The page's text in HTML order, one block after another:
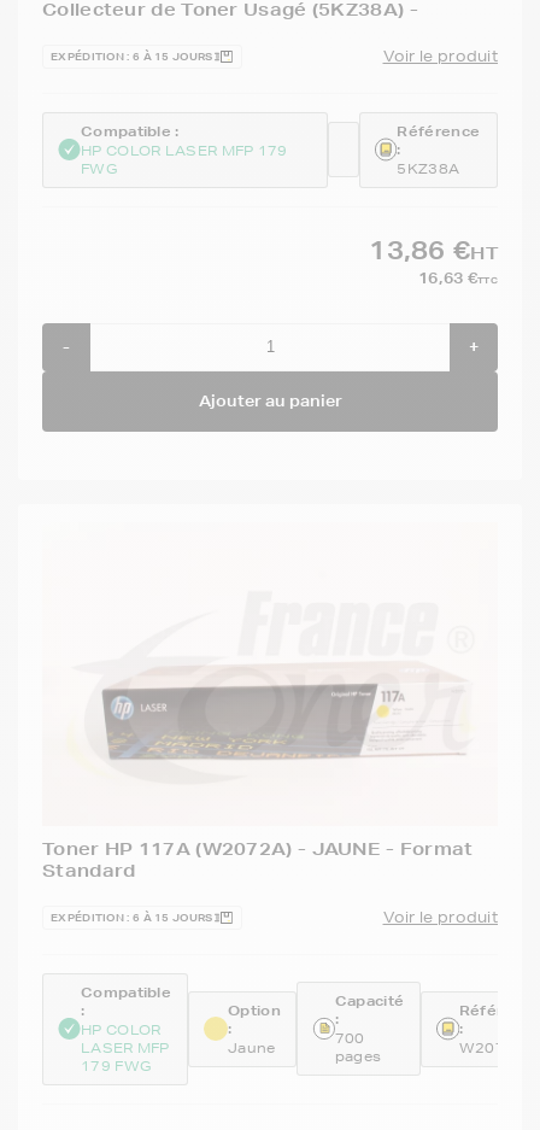
Collecteur de Toner Usagé (5KZ38A) -
EXPÉDITION : 6 À 15 JOURS Voir le produit
Compatible :
HP COLOR LASER MFP 179
FWG
Référence
:
5KZ38A
13,86 €HT
16,63 €TTC
- +
Ajouter au panier
Toner HP 117A (W2072A) - JAUNE - Format
Standard
EXPÉDITION : 6 À 15 JOURS Voir le produit
Compatible
:
HP COLOR
LASER MFP
179 FWG
Option
:
Jaune
Capacité
:
700
pages
:
W2072A